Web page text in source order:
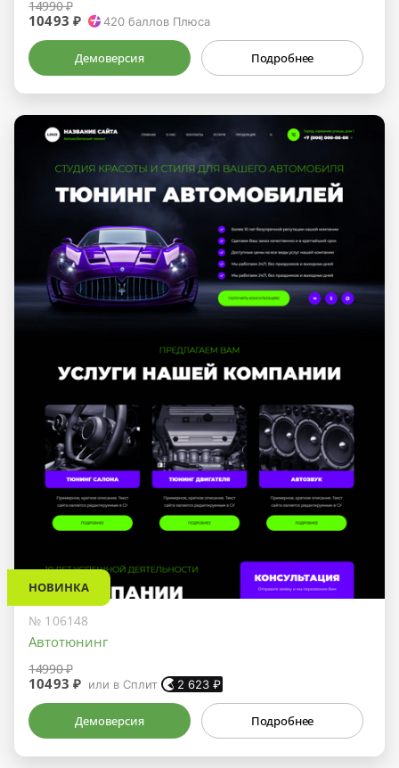
14990 ₽
10493 ₽ 420 баллов Плюса
Демоверсия Подробнее
НОВИНКА
№ 106148
Автотюнинг
14990 ₽
10493 ₽ или в Сплит 2 623 ₽
Демоверсия Подробнее